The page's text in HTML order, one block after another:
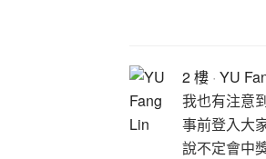
2 樓 · YU
我也有注意
事前登入大
說不定會中